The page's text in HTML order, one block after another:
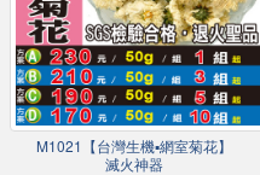
M1021【台灣生機▪網室菊花】
滅火神器